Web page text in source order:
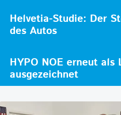
Helvetia-Studie: Der
des Autos
HYPO NOE erneut als
ausgezeichnet